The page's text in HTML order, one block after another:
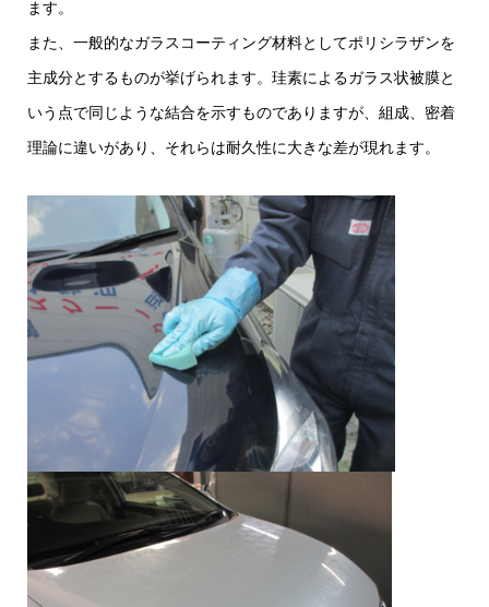
ます。
また、一般的なガラスコーティング材料としてポリシラザンを
主成分とするものが挙げられます。珪素によるガラス状被膜と
いう点で同じような結合を示すものでありますが、組成、密着
理論に違いがあり、それらは耐久性に大きな差が現れます。